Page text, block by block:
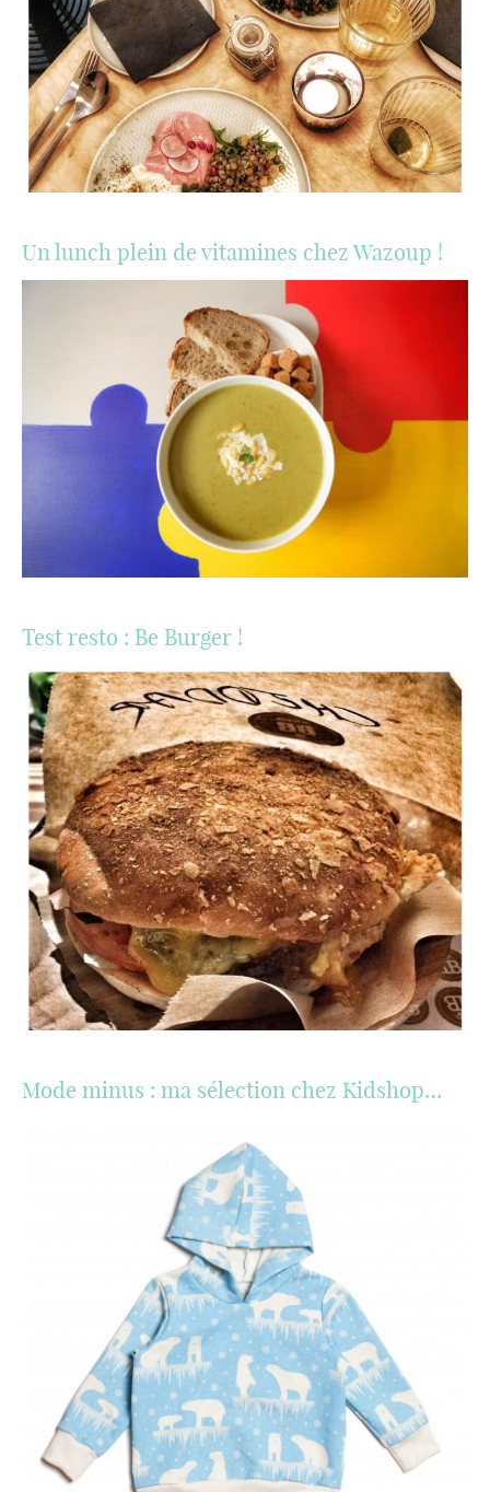
Un lunch plein de vitamines chez Wazoup !
Test resto : Be Burger !
Mode minus : ma sélection chez Kidshop…